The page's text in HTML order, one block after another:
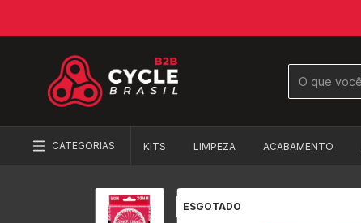
CATEGORIAS KITS LIMPEZA ACABAMENTO
ESGOTADO